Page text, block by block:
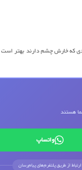
چشم دارند بهتر است در
واتساپ
ارتباط از طریق پلتفرم‌های پیام‌رسان